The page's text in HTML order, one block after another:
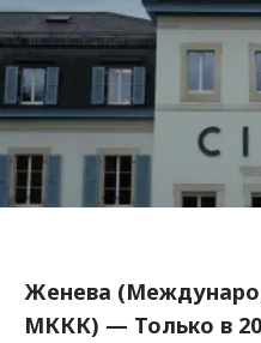
Женева
МККК) — Только в